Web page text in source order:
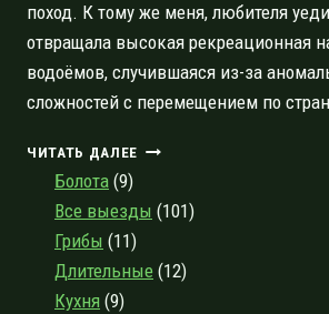
поход. К тому же меня, любителя
отвращала высокая рекреационная
водоёмов, случившаяся из-за
сложностей с перемещением по
ЧИТАТЬ ДАЛЕЕ ТРОПОЙ
АДСКОЕ
ФИНСКОМ
Болота (9)
Все выезды (101)
Грибы (11)
Длительные (12)
Кухня (9)